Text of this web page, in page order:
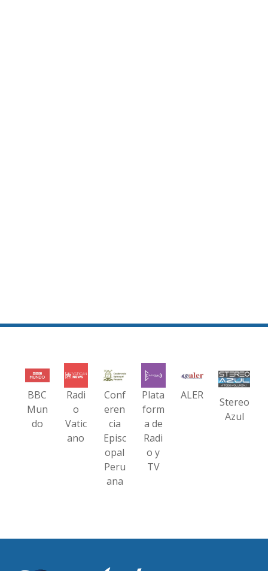
BBC
Mun
do
Radi
o
Vatic
ano
Conf
eren
cia
Episc
opal
Peru
ana
Plata
form
a de
Radi
o y
TV
ALER
Stereo
Azul